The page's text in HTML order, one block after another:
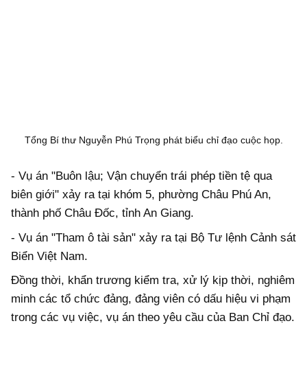
Tổng Bí thư Nguyễn Phú Trọng phát biểu chỉ đạo cuộc họp.
- Vụ án "Buôn lậu; Vận chuyển trái phép tiền tệ qua
biên giới" xảy ra tại khóm 5, phường Châu Phú An,
thành phố Châu Đốc, tỉnh An Giang.
- Vụ án "Tham ô tài sản" xảy ra tại Bộ Tư lệnh Cảnh sát
Biển Việt Nam.
Đồng thời, khẩn trương kiểm tra, xử lý kịp thời, nghiêm
minh các tổ chức đảng, đảng viên có dấu hiệu vi phạm
trong các vụ việc, vụ án theo yêu cầu của Ban Chỉ đạo.